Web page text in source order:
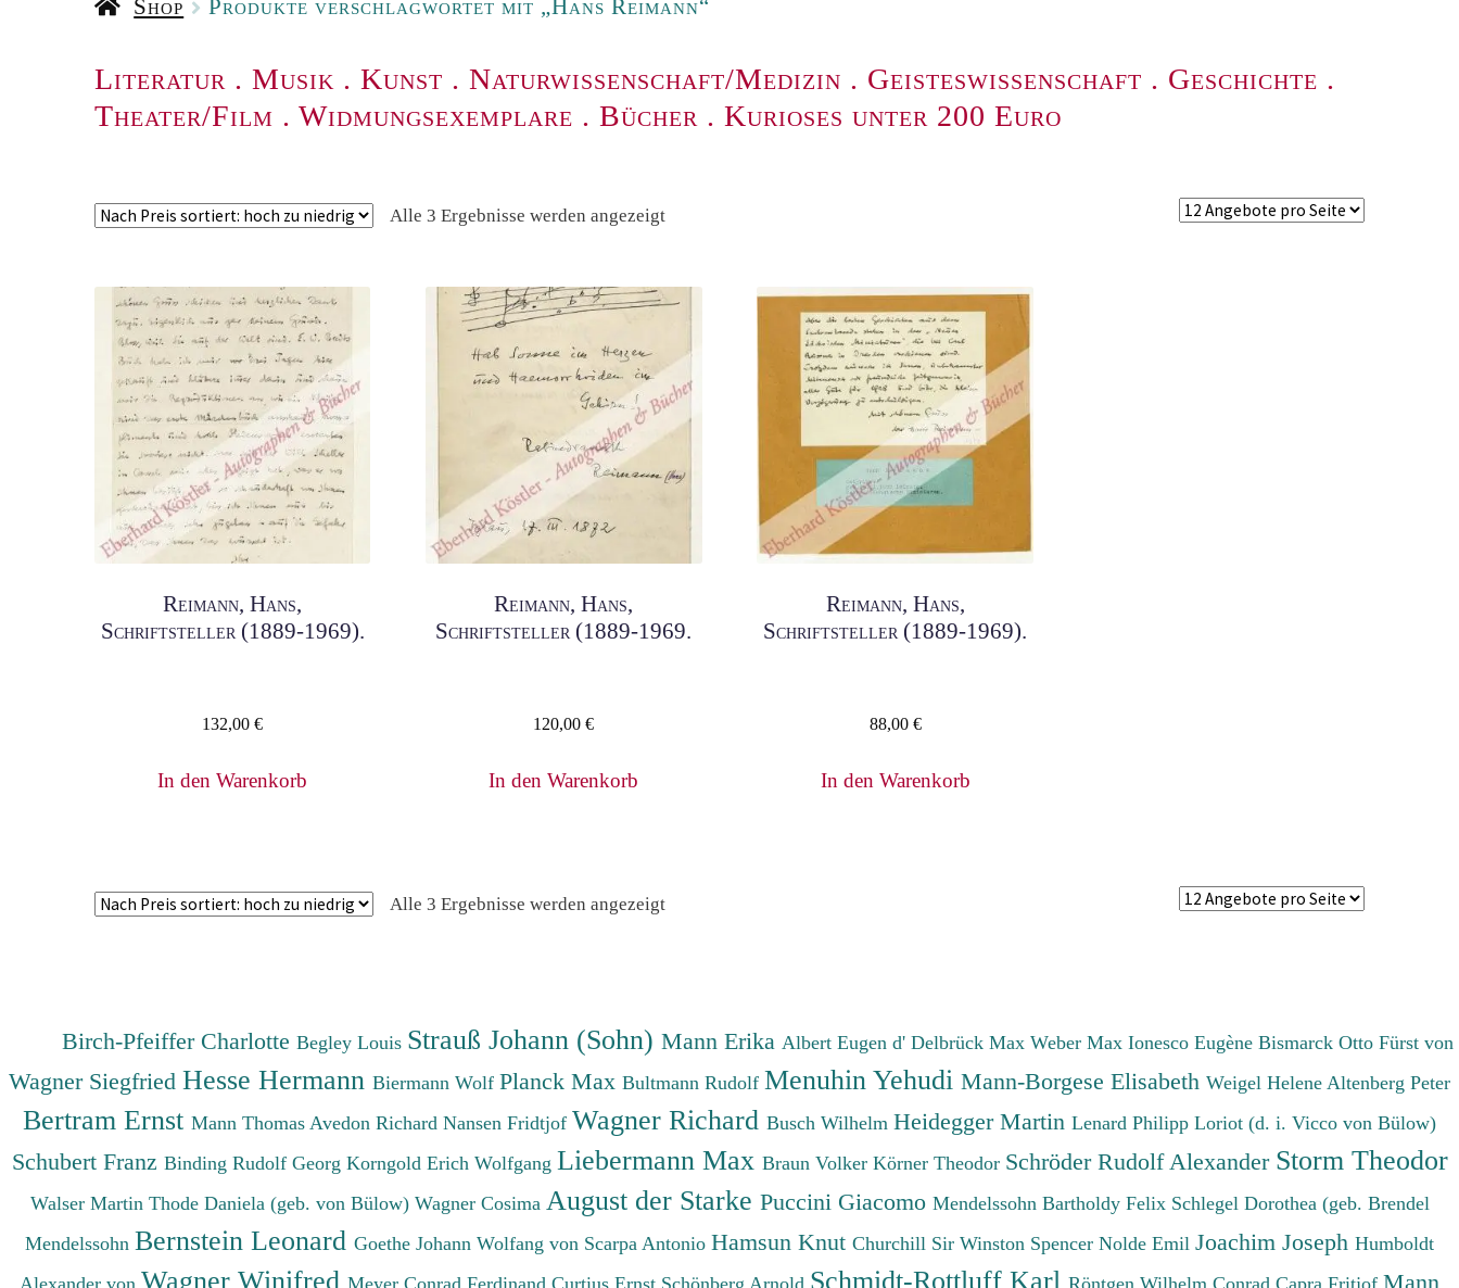
Shop Produkte verschlagwortet mit „Hans Reimann“
Literatur . Musik . Kunst . Naturwissenschaft/Medizin . Geisteswissenschaft . Geschichte .
Theater/Film . Widmungsexemplare . Bücher . Kurioses unter 200 Euro
Alle 3 Ergebnisse werden angezeigtNach
absteigend
Reimann, Hans,
Schriftsteller (1889-1969).
132,00€
In den Warenkorb
Reimann, Hans,
Schriftsteller (1889-1969.
120,00€
In den Warenkorb
Reimann, Hans,
Schriftsteller (1889-1969).
88,00 €
In den Warenkorb
Alle 3 Ergebnisse werden angezeigtNach
Birch-Pfeiffer CharlotteBegley Louis Strauß Johann (Sohn)Mann Erika Albert Eugen d'Delbrück MaxWeber MaxIonesco EugèneBismarck Otto Fürst von
Wagner Siegfried Hesse Hermann Biermann Wolf Planck Max Bultmann Rudolf Menuhin Yehudi Mann-Borgese Elisabeth Weigel Helene Altenberg Peter
Bertram Ernst Mann Thomas Avedon Richard Nansen Fridtjof Wagner Richard Busch Wilhelm Heidegger Martin Lenard Philipp Loriot (d. i. Vicco von Bülow)
Schubert Franz Binding Rudolf Georg Korngold Erich Wolfgang Liebermann Max Braun Volker Körner Theodor Schröder Rudolf Alexander Storm Theodor
Walser Martin Thode Daniela (geb. von Bülow) Wagner Cosima August der Starke Puccini Giacomo Mendelssohn Bartholdy Felix Schlegel Dorothea (geb. Brendel
Mendelssohn Bernstein Leonard Goethe Johann Wolfang von Scarpa Antonio Hamsun Knut Churchill Sir Winston Spencer Nolde Emil Joachim Joseph Humboldt
Alexander von Wagner Winifred Meyer Conrad Ferdinand Curtius Ernst Schönberg Arnold Schmidt-Rottluff Karl Röntgen Wilhelm Conrad Capra Fritjof Mann